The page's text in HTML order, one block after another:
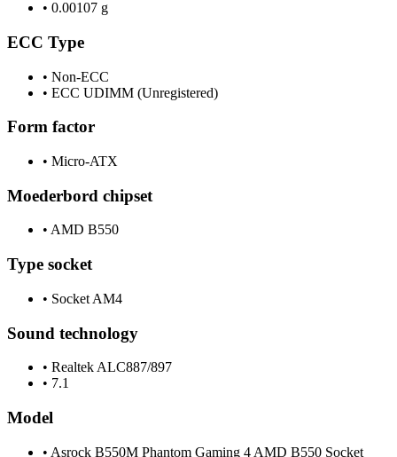
• 0.00107 g
ECC Type
• Non-ECC
• ECC UDIMM (Unregistered)
Form factor
• Micro-ATX
Moederbord chipset
• AMD B550
Type socket
• Socket AM4
Sound technology
• Realtek ALC887/897
• 7.1
Model
• Asrock B550M Phantom Gaming 4 AMD B550 Socket